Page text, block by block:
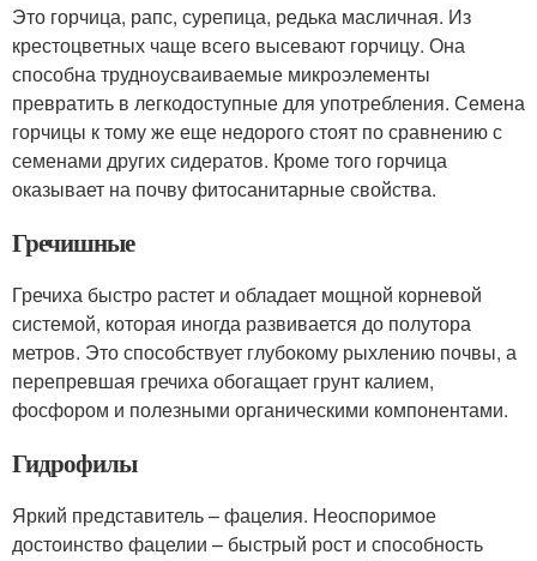
Это горчица, рапс, сурепица, редька масличная. Из
крестоцветных чаще всего высевают горчицу. Она
способна трудноусваиваемые микроэлементы
превратить в легкодоступные для употребления. Семена
горчицы к тому же еще недорого стоят по сравнению с
семенами других сидератов. Кроме того горчица
оказывает на почву фитосанитарные свойства.
Гречишные
Гречиха быстро растет и обладает мощной корневой
системой, которая иногда развивается до полутора
метров. Это способствует глубокому рыхлению почвы, а
перепревшая гречиха обогащает грунт калием,
фосфором и полезными органическими компонентами.
Гидрофилы
Яркий представитель – фацелия. Неоспоримое
достоинство фацелии – быстрый рост и способность